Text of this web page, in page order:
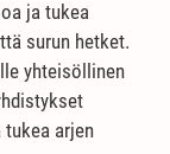
ja tukea
surun hetket.
yhteisöllinen
arjen